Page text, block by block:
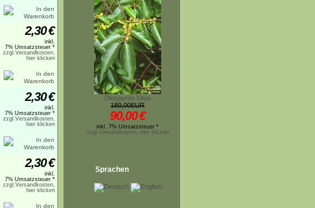
2,30€
inkl.
7% Umsatzsteuer *
zzgl.Versandkosten,
hier klicken
2,30€
inkl.
7% Umsatzsteuer *
zzgl.Versandkosten,
hier klicken
2,30€
inkl.
7% Umsatzsteuer *
zzgl.Versandkosten,
hier klicken
Diospyros lotus
180,00EUR
90,00€
inkl. 7% Umsatzsteuer *
zzgl.Versandkosten, hier klicken
Sprachen